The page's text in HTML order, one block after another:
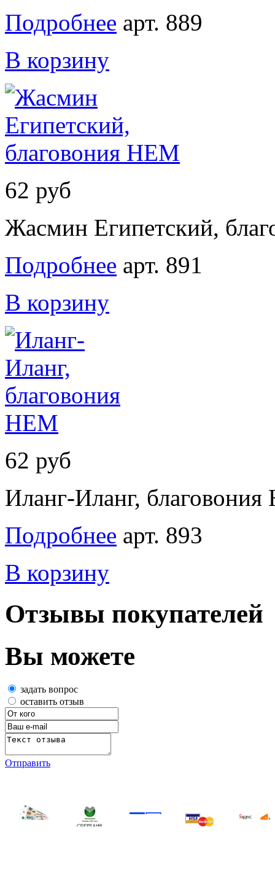
Подробнее арт. 889
В корзину
62 руб
Жасмин Египетский,
Подробнее арт. 891
В корзину
62 руб
Иланг-Иланг, благовония
Подробнее арт. 893
В корзину
Отзывы покупателей
Вы можете
задать вопрос
оставить отзыв
Отправить